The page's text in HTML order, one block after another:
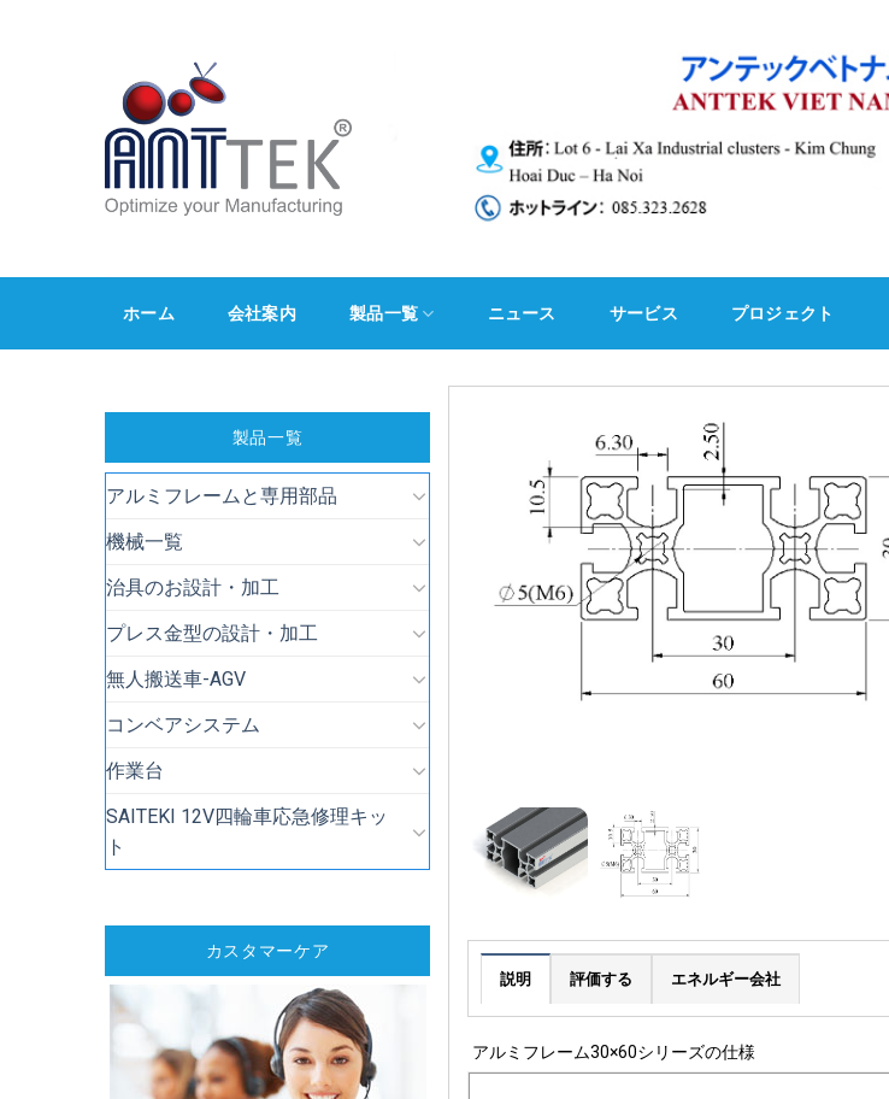
ホーム 会社案内 製品一覧 ニュース サービス プロジェクト
製品一覧
アルミフレームと専用部品
機械一覧
治具のお設計・加工
プレス金型の設計・加工
無人搬送車-AGV
コンベアシステム
作業台
SAITEKI 12V四輪車応急修理キッ
ト
カスタマーケア
説明 評価する エネルギー会社
アルミフレーム30×60シリーズの仕様